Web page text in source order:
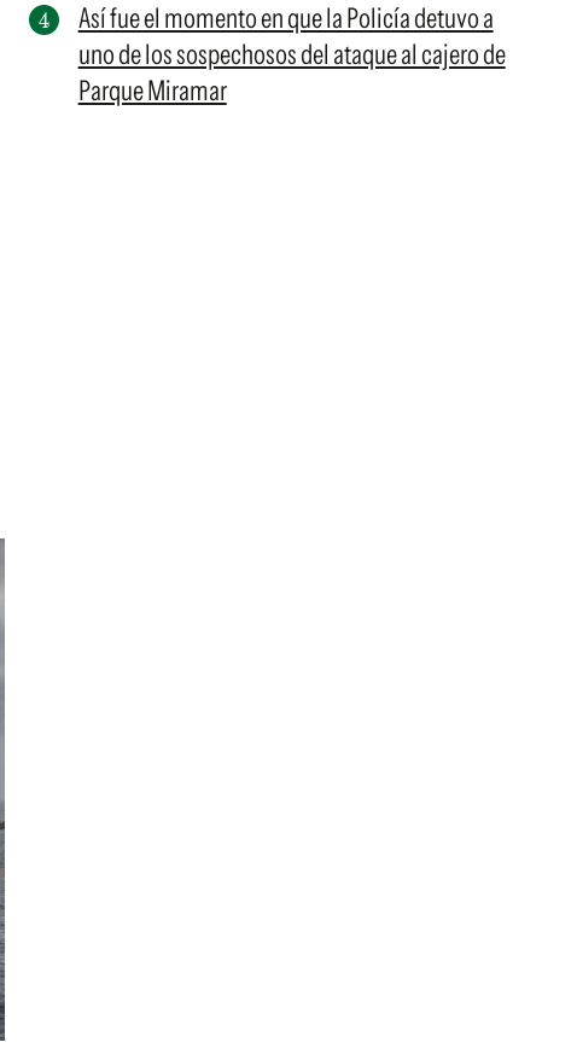
Así fue el momento en que la Policía detuvo a
uno de los sospechosos del ataque al cajero de
Parque Miramar